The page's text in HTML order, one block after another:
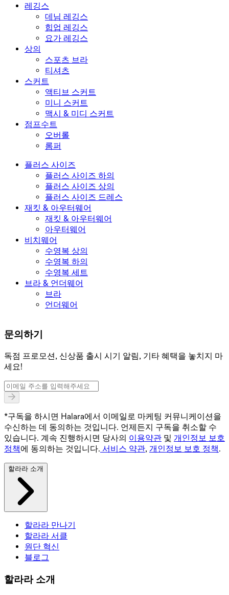
레깅스
데님 레깅스
힙업 레깅스
요가 레깅스
상의
스포츠 브라
티셔츠
스커트
액티브 스커트
미니 스커트
맥시 & 미디 스커트
점프수트
오버롤
롬퍼
플러스 사이즈
플러스 사이즈 하의
플러스 사이즈 상의
플러스 사이즈 드레스
재킷 & 아우터웨어
재킷 & 아우터웨어
아우터웨어
비치웨어
수영복 상의
수영복 하의
수영복 세트
브라 & 언더웨어
브라
언더웨어
문의하기
독점 프로모션, 신상품 출시 시기 알림, 기타 혜택을 놓치지 마
세요!
*구독을 하시면 Halara에서 이메일로 마케팅 커뮤니케이션을
수신하는 데 동의하는 것입니다. 언제든지 구독을 취소할 수
있습니다. 계속 진행하시면 당사의 이용약관 및 개인정보 보호
정책에 동의하는 것입니다. 서비스 약관, 개인정보 보호 정책.
할라라 소개
할라라 만나기
할라라 서클
원단 혁신
블로그
할라라 소개